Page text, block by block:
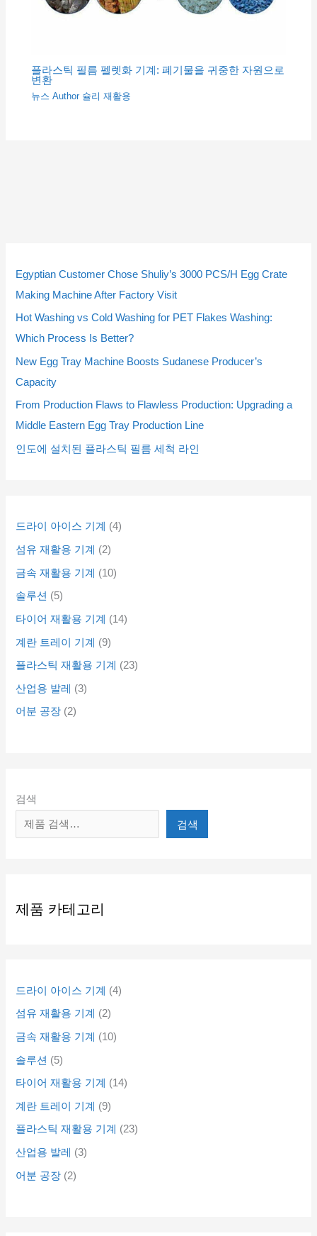
Egyptian Customer Chose Shuliy’s 3000 PCS/H Egg Crate
Making Machine After Factory Visit
Hot Washing vs Cold Washing for PET Flakes Washing:
Which Process Is Better?
New Egg Tray Machine Boosts Sudanese Producer’s
Capacity
From Production Flaws to Flawless Production: Upgrading a
Middle Eastern Egg Tray Production Line
인도에 설치된 플라스틱 필름 세척 라인
드라이 아이스 기계 4
개
상
품
섬유 재활용 기계 2
개
상
품
금속 재활용 기계 10
0
개
상
품
솔루션 5
개
상
품
타이어 재활용 기계 14
4
개
상
품
계란 트레이 기계 9
개
상
품
플라스틱 재활용 기계 23
3
개
상
산업용 발레 3
개
상
품
어분 공장 2
개
상
품
검색
검색
제품 카테고리
드라이 아이스 기계 4
개
상
품
섬유 재활용 기계 2
개
상
품
금속 재활용 기계 10
0
개
상
품
솔루션 5
개
상
품
타이어 재활용 기계 14
4
개
상
품
계란 트레이 기계 9
개
상
품
플라스틱 재활용 기계 23
3
개
상
산업용 발레 3
개
상
품
어분 공장 2
개
상
품
플라스틱 필름 펠렛화 기계: 폐기물을 귀중한 자원으로
변환
뉴스 Author 슐리 재활용